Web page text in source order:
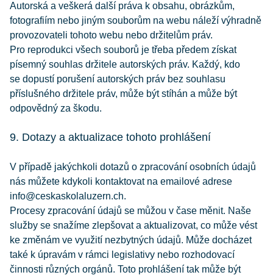
Autorská a veškerá další práva k obsahu, obrázkům,
fotografiím nebo jiným souborům na webu náleží výhradně
provozovateli tohoto webu nebo držitelům práv.
Pro reprodukci všech souborů je třeba předem získat
písemný souhlas držitele autorských práv. Každý, kdo
se dopustí porušení autorských práv bez souhlasu
příslušného držitele práv, může být stíhán a může být
odpovědný za škodu.
9. Dotazy a aktualizace tohoto prohlášení
V případě jakýchkoli dotazů o zpracování osobních údajů
nás můžete kdykoli kontaktovat na emailové adrese
info@ceskaskolaluzern.ch.
Procesy zpracování údajů se můžou v čase měnit. Naše
služby se snažíme zlepšovat a aktualizovat, co může vést
ke změnám ve využití nezbytných údajů. Může docházet
také k úpravám v rámci legislativy nebo rozhodovací
činnosti různých orgánů. Toto prohlášení tak může být